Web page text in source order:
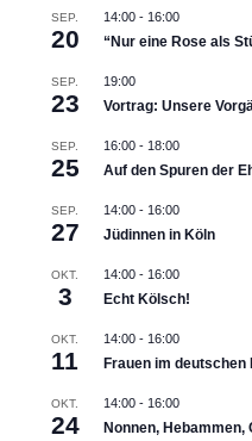
SEP.
20
14:00- 16:00
“Nur eine Rose als
SEP.
23
19:00
Vortrag: Unsere
SEP.
25
16:00- 18:00
Auf den Spuren der
SEP.
27
14:00- 16:00
Jüdinnen in Köln
OKT.
3
14:00- 16:00
Echt Kölsch!
OKT.
11
14:00- 16:00
Frauen im
OKT.
24
14:00- 16:00
Nonnen, Hebammen,